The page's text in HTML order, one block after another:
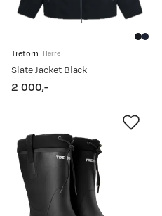
Tretorn Herre
Slate Jacket Black
price
2 000,-